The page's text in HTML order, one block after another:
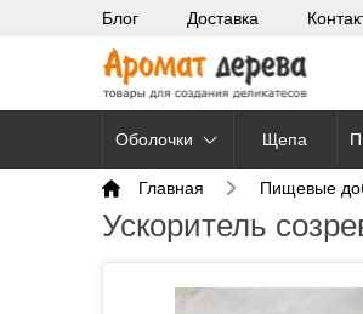
Блог Доставка
Оболочки Щепа
Главная Пищевые
Ускоритель